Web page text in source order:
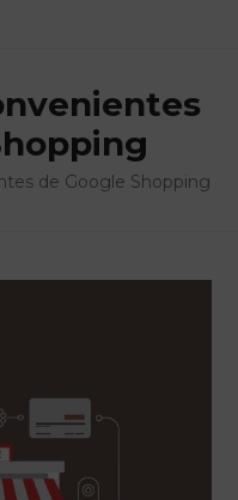
de Google Shopping